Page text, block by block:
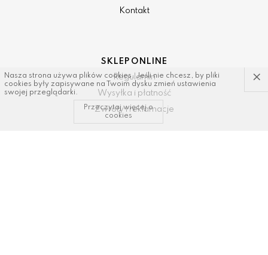
Kontakt
SKLEP ONLINE
Regulamin
Wysyłka i płatność
Zwroty i reklamacje
Nasza strona używa plików cookies. Jeśli nie chcesz, by pliki
cookies były zapisywane na Twoim dysku zmień ustawienia
swojej przeglądarki.
×
Przeczytaj więcej o
cookies